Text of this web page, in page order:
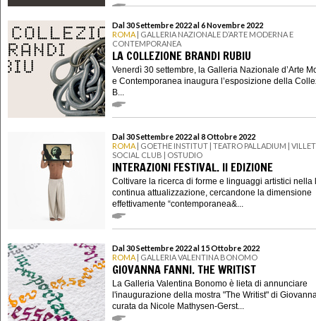
Dal 30 Settembre 2022 al 6 Novembre 2022
ROMA | GALLERIA NAZIONALE D’ARTE MODERNA E
CONTEMPORANEA
LA COLLEZIONE BRANDI RUBIU
Venerdì 30 settembre, la Galleria Nazionale d’Arte
e Contemporanea inaugura l’esposizione della
B...
Dal 30 Settembre 2022 al 8 Ottobre 2022
ROMA | GOETHE INSTITUT | TEATRO PALLADIUM |
SOCIAL CLUB | OSTUDIO
INTERAZIONI FESTIVAL. II EDIZIONE
Coltivare la ricerca di forme e linguaggi artistici nella
continua attualizzazione, cercandone la dimensione
effettivamente “contemporanea&...
Dal 30 Settembre 2022 al 15 Ottobre 2022
ROMA | GALLERIA VALENTINA BONOMO
GIOVANNA FANNI. THE WRITIST
La Galleria Valentina Bonomo è lieta di annunciare
l'inaugurazione della mostra "The Writist" di
curata da Nicole Mathysen-Gerst...